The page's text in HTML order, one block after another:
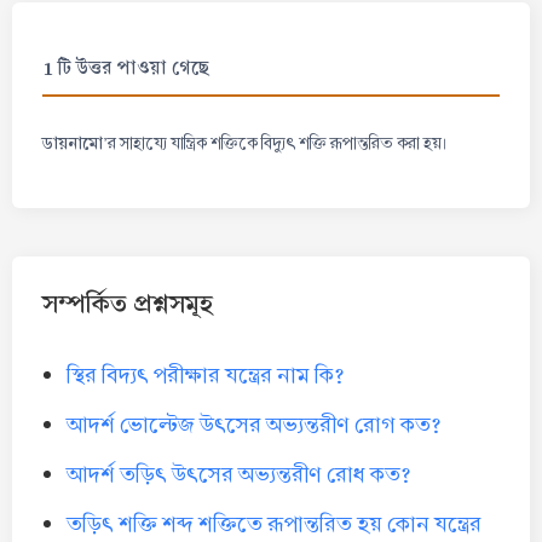
1 টি উত্তর পাওয়া গেছে
ডায়নামো’র সাহায্যে যান্ত্রিক শক্তিকে বিদ্যুৎ শক্তি রূপান্তরিত করা হয়।
সম্পর্কিত প্রশ্নসমূহ
স্থির বিদ্যৎ পরীক্ষার যন্ত্রের নাম কি?
আদর্শ ভোল্টেজ উৎসের অভ্যন্তরীণ রোগ কত?
আদর্শ তড়িৎ উৎসের অভ্যন্তরীণ রোধ কত?
তড়িৎ শক্তি শব্দ শক্তিতে রূপান্তরিত হয় কোন যন্ত্রের